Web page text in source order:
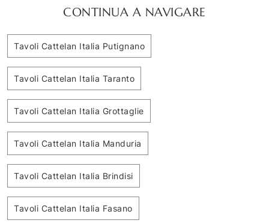
CONTINUA A NAVIGARE
Tavoli Cattelan Italia Putignano
Tavoli Cattelan Italia Taranto
Tavoli Cattelan Italia Grottaglie
Tavoli Cattelan Italia Manduria
Tavoli Cattelan Italia Brindisi
Tavoli Cattelan Italia Fasano